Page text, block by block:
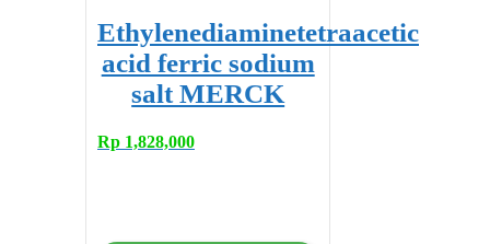
Ethylenediaminetetraacetic
acid ferric sodium
salt MERCK
Rp 1,828,000